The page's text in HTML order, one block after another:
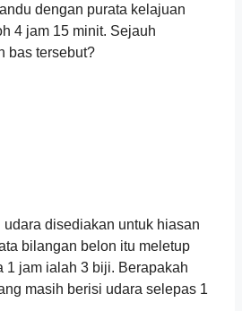
dengan purata kelajuan
4 jam 15 minit. Sejauh
bas tersebut?
disediakan untuk hiasan
bilangan belon itu meletup
1 jam ialah 3 biji. Berapakah
masih berisi udara selepas 1